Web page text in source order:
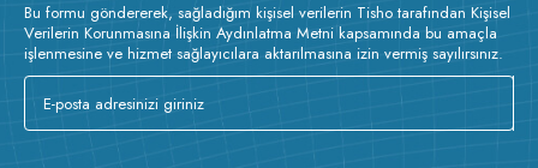
Bu formu göndererek, sağladığım kişisel verilerin Tisho tarafından Kişisel
Verilerin Korunmasına İlişkin Aydınlatma Metni kapsamında bu amaçla
işlenmesine ve hizmet sağlayıcılara aktarılmasına izin vermiş sayılırsınız.